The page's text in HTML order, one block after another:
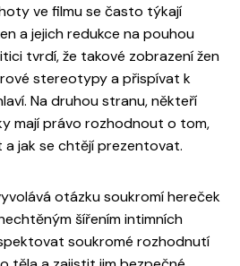
ve filmu se často týkají
a jejich redukce na pouhou
tvrdí, že takové zobrazení žen
stereotypy a přispívat k
Na druhou stranu, někteří
mají právo rozhodnout o tom,
jak se chtějí prezentovat.
otázku soukromí hereček
šířením intimních
soukromé rozhodnutí